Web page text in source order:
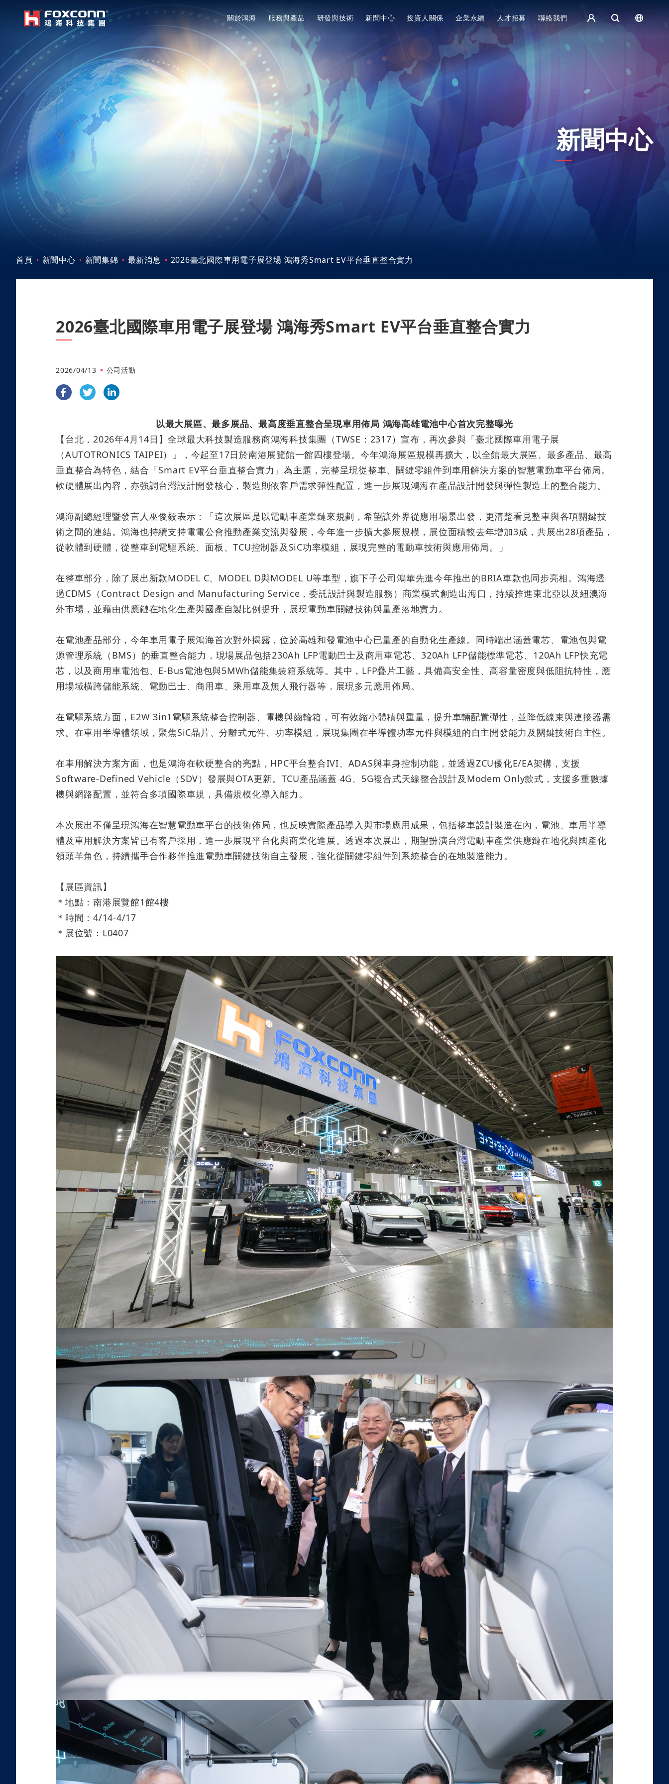
關於鴻海
集團簡介
願景宗旨與核心價值
創辦人
董事長
集團大事紀
營運據點
全球版圖
集團行為準則暨責任標準
工作環境與員工人身安全
服務與產品
服務與產品
3+3+3=∞
焦點動態
產業與技術佈局
研發與技術
專利與獎項
專利與獎項概述
專利扶植新創計劃
鴻海研究院
鴻海研究院概述
資料下載
MIH EV 研發院
MIH 開放電動車聯盟介紹
新聞中心
新聞集錦
最新消息
電動車EV
3+3+3佈局
活動新知
產業脈動
公司活動
CSR
台灣廠區
影音中心
鴻海風雲
海外廠區
社群平台
X
Instagram
Youtube
Facebook
Podcast ( i SEE 夢想家 )
投資人關係
經營方針
提升企業價值計畫
投資人關係活動
活動行事曆
法說會與路演
影音列表
公司治理
董事會
內部稽核
財務概況
每季財務報告
每月營收報告
公司年報
股東專區
股價資訊
股東會
股利資訊
台灣證券交易所
公開資訊觀測站
/重大訊息公告
誠信經營
FAQ 問答集
聯絡人資訊
訊息訂閱
會員專區
企業永續
企業永續概述
ESG願景與策略目標
響應國際倡議
董事長的話與永續委員會
焦點面向
永續治理
員工照護
健康安全
環境永續
利害關係人
ESG Insight
供應商責任報告書
人權盡職調查報告書
TCFD 淨零戰略報告書
ESG重要政策
利害關係人關注性
鴻海教育基金會
人才招募 聯絡我們
鴻海集團
集團首頁 繁體中文 English
亞洲
中國大陸 简体中文
越南 Tiếng Việt
English
墨西哥
歐洲
捷克
新聞中心
首頁 新聞中心 新聞集錦 最新消息 2026臺北國際車用電子展登場 鴻海秀Smart EV平台垂直整合實力
2026臺北國際車用電子展登場 鴻海秀Smart EV平台垂直整合實力
2026/04/13 公司活動
以最大展區、最多展品、最高度垂直整合呈現車用佈局 鴻海高雄電池中心首次完整曝光
【台北， 2026年4月 14日】全球最大科技製造服務商鴻海科技集團（TWSE ： 2317）宣布，再次參與「臺北國際車用電子展
（AUTOTRONICS TAIPEI）」，今起至17日於南港展覽館一館四樓登場。今年鴻海展區規模再擴大，以全館最大展區、最多產品、最高
垂直整合為特色，結合「Smart EV平台垂直整合實力」為主題，完整呈現從整車、關鍵零組件到車用解決方案的智慧電動車平台佈局。
軟硬體展出內容，亦強調台灣設計開發核心，製造則依客戶需求彈性配置，進一步展現鴻海在產品設計開發與彈性製造上的整合能力。
鴻海副總經理暨發言人巫俊毅表示：「這次展區是以電動車產業鏈來規劃，希望讓外界從應用場景出發，更清楚看見整車與各項關鍵技
術之間的連結。鴻海也持續支持電電公會推動產業交流與發展，今年進一步擴大參展規模，展位面積較去年增加3成，共展出28項產品，
從軟體到硬體，從整車到電驅系統、面板、TCU控制器及 SiC功率模組，展現完整的電動車技術與應用佈局。」
在整車部分，除了展出新款MODEL C、 MODEL D與MODEL U等車型，旗下子公司鴻華先進今年推出的BRIA車款也同步亮相。鴻海透
過CDMS （ Contract Design and Manufacturing Service ，委託設計與製造服務）商業模式創造出海口，持續推進東北亞以及紐澳海
外市場，並藉由供應鏈在地化生產與國產自製比例提升，展現電動車關鍵技術與量產落地實力。
在電池產品部分，今年車用電子展鴻海首次對外揭露，位於高雄和發電池中心已量產的自動化生產線。同時端出涵蓋電芯、電池包與電
源管理系統（ BMS ）的垂直整合能力，現場展品包括230Ah LFP電動巴士及商用車電芯、 320Ah LFP儲能標準電芯、 120Ah LFP快充電
芯，以及商用車電池包、 E-Bus電池包與5MWh儲能集裝箱系統等。其中， LFP疊片工藝，具備高安全性、高容量密度與低阻抗特性，應
用場域橫跨儲能系統、電動巴士、商用車、乘用車及無人飛行器等，展現多元應用佈局。
在電驅系統方面， E2W 3in1 電驅系統整合控制器、電機與齒輪箱，可有效縮小體積與重量，提升車輛配置彈性，並降低線束與連接器需
求。在車用半導體領域，聚焦SiC晶片、分離式元件、功率模組，展現集團在半導體功率元件與模組的自主開發能力及關鍵技術自主性。
在車用解決方案方面，也是鴻海在軟硬整合的亮點， HPC平台整合IVI、 ADAS與車身控制功能，並透過ZCU優化E/EA架構，支援
Software-Defined Vehicle （ SDV）發展與OTA更新。 TCU產品涵蓋 4G、 5G複合式天線整合設計及 Modem Only款式，支援多重數據
機與網路配置，並符合多項國際車規，具備規模化導入能力。
本次展出不僅呈現鴻海在智慧電動車平台的技術佈局，也反映實際產品導入與市場應用成果，包括整車設計製造在內，電池、車用半導
體及車用解決方案皆已有客戶採用，進一步展現平台化與商業化進展。透過本次展出，期望扮演台灣電動車產業供應鏈在地化與國產化
領頭羊角色，持續攜手合作夥伴推進電動車關鍵技術自主發展，強化從關鍵零組件到系統整合的在地製造能力。
【展區資訊】
＊地點：南港展覽館1館4樓
＊時間： 4/14-4/17
＊展位號： L0407